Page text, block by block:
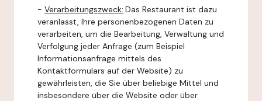
- Verarbeitungszweck: Das Restaurant ist dazu
veranlasst, Ihre personenbezogenen Daten zu
verarbeiten, um die Bearbeitung, Verwaltung und
Verfolgung jeder Anfrage (zum Beispiel
Informationsanfrage mittels des
Kontaktformulars auf der Website) zu
gewährleisten, die Sie über beliebige Mittel und
insbesondere über die Website oder über